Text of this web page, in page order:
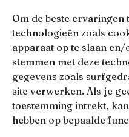
Om de beste
technologieën zoals
apparaat op te slaan
stemmen met deze
gegevens zoals
site verwerken. Als je
toestemming intrekt,
hebben op bepaalde
Viisi Hypotheken is
Registratienummer:
KiFiD
Niet tevreden over onze
kun je terecht bijKiFiD.